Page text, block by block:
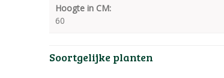
Hoogte in CM:
60
Soortgelijke planten